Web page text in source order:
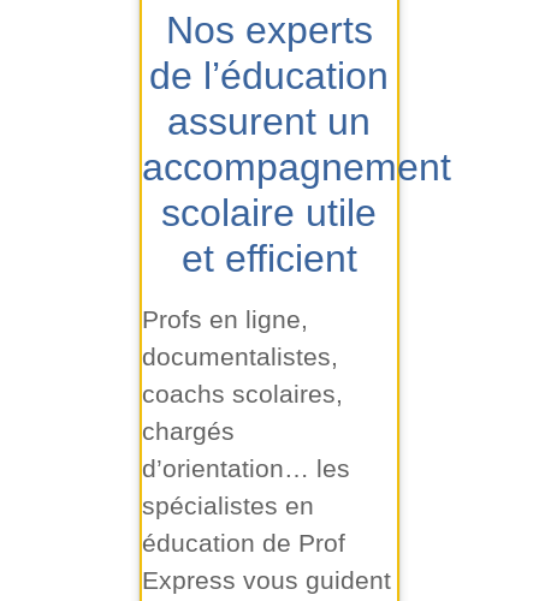
Nos experts
de l’éducation
assurent un
accompagnement
scolaire utile
et efficient
Profs en ligne,
documentalistes,
coachs scolaires,
chargés
d’orientation… les
spécialistes en
éducation de Prof
Express vous guident